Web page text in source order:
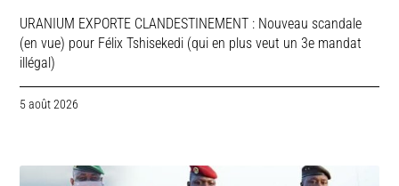
URANIUM EXPORTE CLANDESTINEMENT : Nouveau scandale
(en vue) pour Félix Tshisekedi (qui en plus veut un 3e mandat
illégal)
5 août 2026